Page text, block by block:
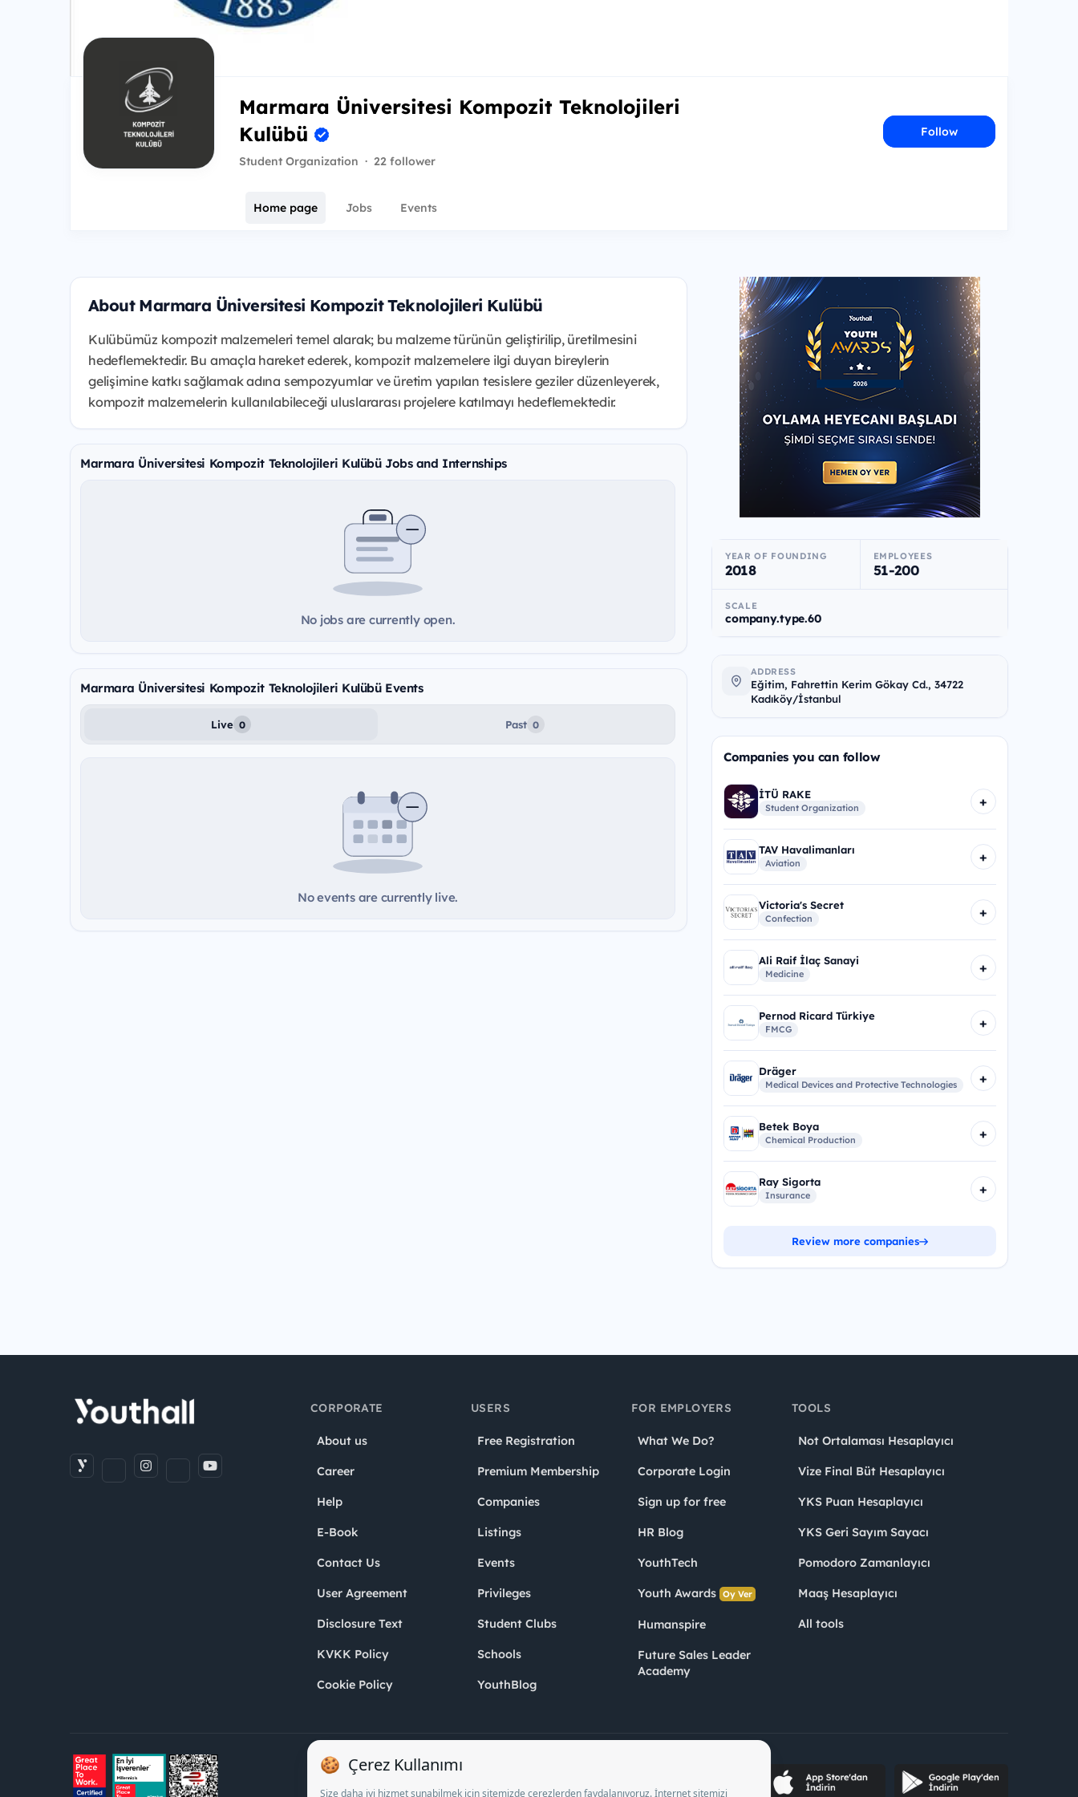
Marmara Üniversitesi Kompozit Teknolojileri
Kulübü
Student Organization · 22 follower
Follow
Home page Jobs Events
About Marmara Üniversitesi Kompozit Teknolojileri Kulübü
Kulübümüz kompozit malzemeleri temel alarak; bu malzeme türünün geliştirilip, üretilmesini
hedeflemektedir. Bu amaçla hareket ederek, kompozit malzemelere ilgi duyan bireylerin
gelişimine katkı sağlamak adına sempozyumlar ve üretim yapılan tesislere geziler düzenleyerek,
kompozit malzemelerin kullanılabileceği uluslararası projelere katılmayı hedeflemektedir.
Marmara Üniversitesi Kompozit Teknolojileri Kulübü Jobs and Internships
No jobs are currently open.
Marmara Üniversitesi Kompozit Teknolojileri Kulübü Events
Live 0 Past 0
No events are currently live.
YEAR OF FOUNDING
2018
EMPLOYEES
51-200
SCALE
company.type.60
ADDRESS
Eğitim, Fahrettin Kerim Gökay Cd., 34722
Kadıköy/İstanbul
Companies you can follow
İTÜ RAKE
Student Organization +
TAV Havalimanları
Aviation +
Victoria's Secret
Confection +
Ali Raif İlaç Sanayi
Medicine +
Pernod Ricard Türkiye
FMCG +
Dräger
Medical Devices and Protective Technologies +
Betek Boya
Chemical Production +
Ray Sigorta
Insurance +
Review more companies
CORPORATE
About us
Career
Help
E-Book
Contact Us
User Agreement
Disclosure Text
KVKK Policy
Cookie Policy
USERS
Free Registration
Premium Membership
Companies
Listings
Events
Privileges
Student Clubs
Schools
YouthBlog
FOR EMPLOYERS
What We Do?
Corporate Login
Sign up for free
HR Blog
YouthTech
Youth Awards Oy Ver
Humanspire
Future Sales Leader
Academy
TOOLS
Not Ortalaması Hesaplayıcı
Vize Final Büt Hesaplayıcı
YKS Puan Hesaplayıcı
YKS Geri Sayım Sayacı
Pomodoro Zamanlayıcı
Maaş Hesaplayıcı
All tools